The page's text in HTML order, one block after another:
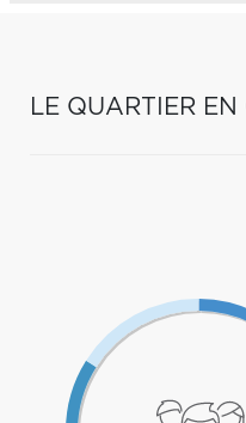
LE QUARTIER EN